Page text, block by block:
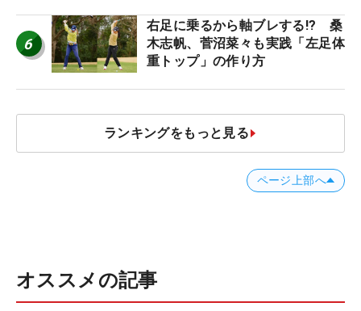
6
右足に乗るから軸ブレする!? 桑
木志帆、菅沼菜々も実践「左足体
重トップ」の作り方
ランキングをもっと見る
ページ上部へ
オススメの記事